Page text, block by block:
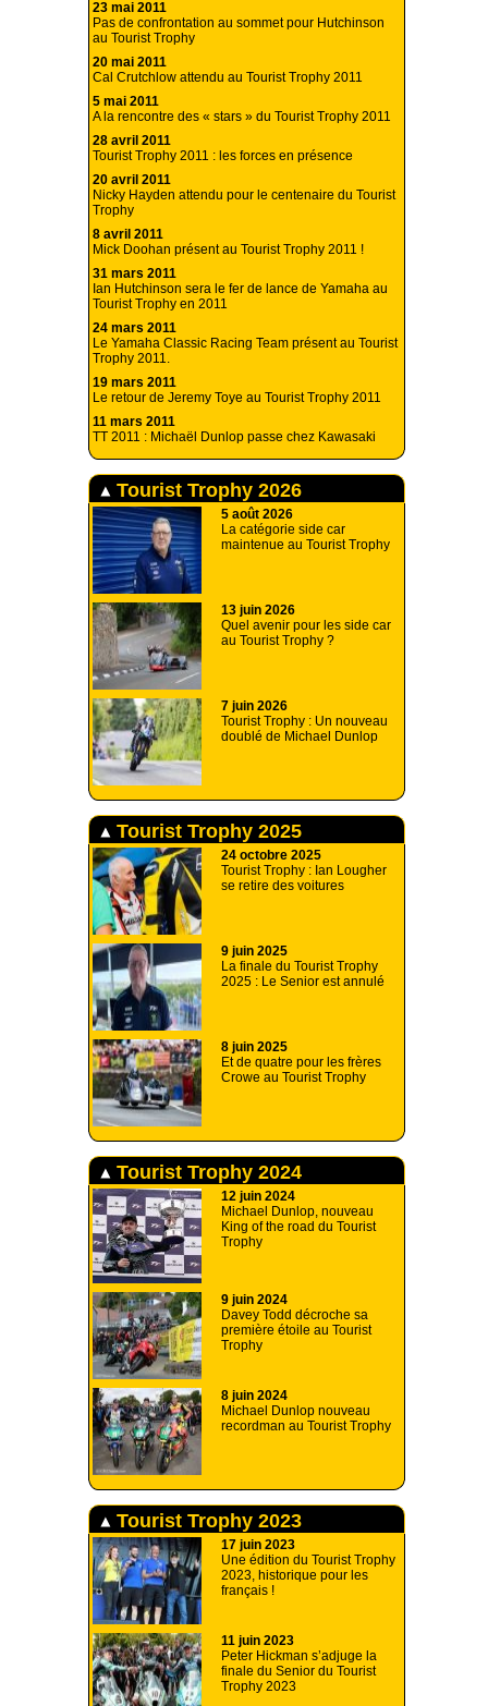
23 mai 2011
Pas de confrontation au sommet pour Hutchinson
au Tourist Trophy
20 mai 2011
Cal Crutchlow attendu au Tourist Trophy 2011
5 mai 2011
A la rencontre des « stars » du Tourist Trophy 2011
28 avril 2011
Tourist Trophy 2011 : les forces en présence
20 avril 2011
Nicky Hayden attendu pour le centenaire du Tourist
Trophy
8 avril 2011
Mick Doohan présent au Tourist Trophy 2011 !
31 mars 2011
Ian Hutchinson sera le fer de lance de Yamaha au
Tourist Trophy en 2011
24 mars 2011
Le Yamaha Classic Racing Team présent au Tourist
Trophy 2011.
19 mars 2011
Le retour de Jeremy Toye au Tourist Trophy 2011
11 mars 2011
TT 2011 : Michaël Dunlop passe chez Kawasaki
Tourist Trophy 2026
5 août 2026
La catégorie side car
maintenue au Tourist Trophy
13 juin 2026
Quel avenir pour les side car
au Tourist Trophy ?
7 juin 2026
Tourist Trophy : Un nouveau
doublé de Michael Dunlop
Tourist Trophy 2025
24 octobre 2025
Tourist Trophy : Ian Lougher
se retire des voitures
9 juin 2025
La finale du Tourist Trophy
2025 : Le Senior est annulé
8 juin 2025
Et de quatre pour les frères
Crowe au Tourist Trophy
Tourist Trophy 2024
12 juin 2024
Michael Dunlop, nouveau
King of the road du Tourist
Trophy
9 juin 2024
Davey Todd décroche sa
première étoile au Tourist
Trophy
8 juin 2024
Michael Dunlop nouveau
recordman au Tourist Trophy
Tourist Trophy 2023
17 juin 2023
Une édition du Tourist Trophy
2023, historique pour les
français !
11 juin 2023
Peter Hickman s’adjuge la
finale du Senior du Tourist
Trophy 2023